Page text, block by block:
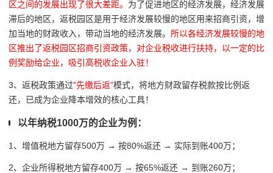
区之间的发展出现了很大差距。 为了促进地区的经济发展，经济发展
滞后的地区，返税园区是用于经济发展较慢的地区用来招商引资，增
加当地的财政收入，带动当地的经济发展。 所以各经济发展较慢的地
区推出了返税园区招商引资政策，对企业税收进行扶持，以一定的比
例奖励给企业，吸引高税收企业入驻！
3、返税政策通过"先缴后返"模式，将地方财政留存税款按比例返
还，已成为企业降本增效的核心工具！
以年纳税1000万的企业为例：
1、增值税地方留存500万 → 按80%返还 → 实际到账400万；
2、企业所得税地方留存400万 → 按65%返还 → 到账260万；